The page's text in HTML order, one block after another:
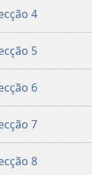
4
5
6
7
8